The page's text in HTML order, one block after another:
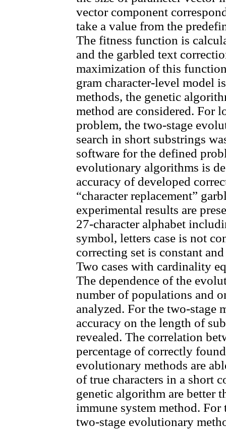
vector component
take a value from the
The fitness function is
and the garbled text
maximization of this
gram character-level model
methods, the genetic
method are considered. For
problem, the two-stage
search in short substrings
software for the defined
evolutionary algorithms is
accuracy of developed
“character replacement”
experimental results are
27-character alphabet
symbol, letters case is not
correcting set is constant
Two cases with cardinality
The dependence of the
number of populations and
analyzed. For the two-stage
accuracy on the length of
revealed. The correlation
percentage of correctly
evolutionary methods are
of true characters in a short
genetic algorithm are better
immune system method.
two-stage evolutionary